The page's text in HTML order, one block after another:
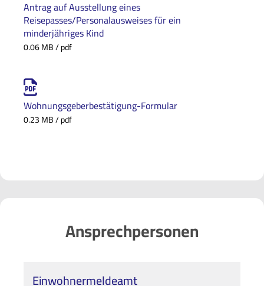
Strand
Stadtpläne, Radwanderkarte, etc.
Antrag auf Ausstellung eines
Reisepasses/Personalausweises für ein
minderjähriges Kind
0.06 MB / pdf
Wohnungsgeberbestätigung-Formular
0.23 MB / pdf
Ansprechpersonen
Einwohnermeldeamt